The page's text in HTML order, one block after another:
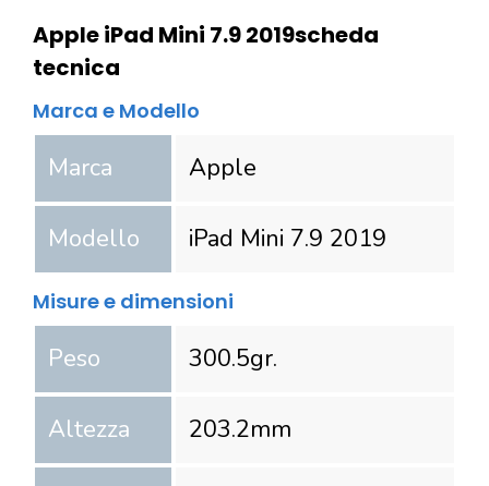
Apple iPad Mini 7.9 2019scheda
tecnica
Marca e Modello
Marca Apple
Modello iPad Mini 7.9 2019
Misure e dimensioni
Peso 300.5gr.
Altezza 203.2mm